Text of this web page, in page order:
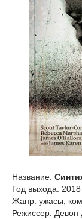
Название:
Год выхода: 2018
Жанр: ужасы,
Режиссер: Девон